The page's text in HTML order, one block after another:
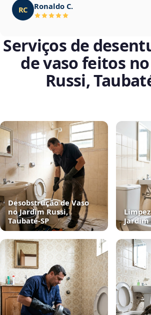
RC Ronaldo C.
Serviços de
de vaso feitos
Russi,
Desobstrução de Vaso
no Jardim Russi,
Taubaté‑SP
Jardim